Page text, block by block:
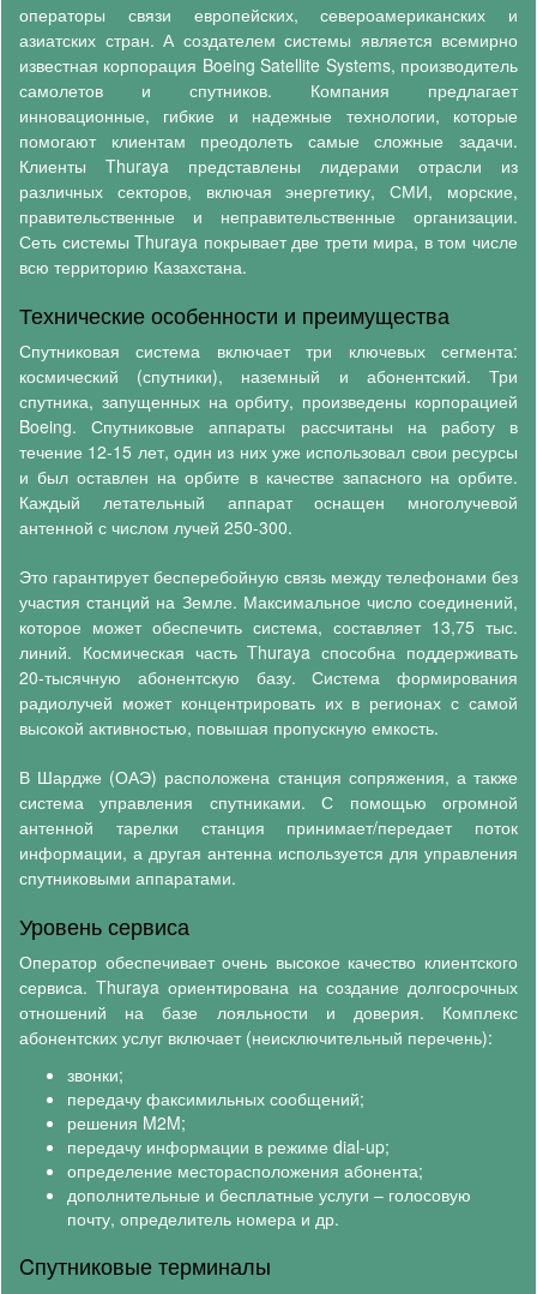
операторы связи европейских, североамериканских и
азиатских стран. А создателем системы является всемирно
известная корпорация Boeing Satellite Systems, производитель
самолетов и спутников. Компания предлагает
инновационные, гибкие и надежные технологии, которые
помогают клиентам преодолеть самые сложные задачи.
Клиенты Thuraya представлены лидерами отрасли из
различных секторов, включая энергетику, СМИ, морские,
правительственные и неправительственные организации.
Сеть системы Thuraya покрывает две трети мира, в том числе
всю территорию Казахстана.
Технические особенности и преимущества
Спутниковая система включает три ключевых сегмента:
космический (спутники), наземный и абонентский. Три
спутника, запущенных на орбиту, произведены корпорацией
Boeing. Спутниковые аппараты рассчитаны на работу в
течение 12-15 лет, один из них уже использовал свои ресурсы
и был оставлен на орбите в качестве запасного на орбите.
Каждый летательный аппарат оснащен многолучевой
антенной с числом лучей 250-300.
Это гарантирует бесперебойную связь между телефонами без
участия станций на Земле. Максимальное число соединений,
которое может обеспечить система, составляет 13,75 тыс.
линий. Космическая часть Thuraya способна поддерживать
20-тысячную абонентскую базу. Система формирования
радиолучей может концентрировать их в регионах с самой
высокой активностью, повышая пропускную емкость.
В Шардже (ОАЭ) расположена станция сопряжения, а также
система управления спутниками. С помощью огромной
антенной тарелки станция принимает/передает поток
информации, а другая антенна используется для управления
спутниковыми аппаратами.
Уровень сервиса
Оператор обеспечивает очень высокое качество клиентского
сервиса. Thuraya ориентирована на создание долгосрочных
отношений на базе лояльности и доверия. Комплекс
абонентских услуг включает (неисключительный перечень):
звонки;
передачу факсимильных сообщений;
решения M2M;
передачу информации в режиме dial-up;
определение месторасположения абонента;
дополнительные и бесплатные услуги – голосовую
почту, определитель номера и др.
Cпутниковые терминалы